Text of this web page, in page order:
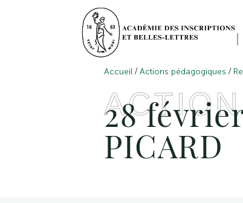
Accueil /Actions pédagogiques /
28
PICARD